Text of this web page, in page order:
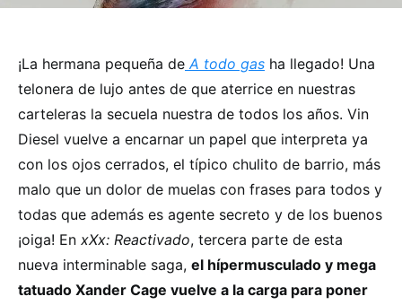
¡La hermana pequeña de A todo gas ha llegado! Una
telonera de lujo antes de que aterrice en nuestras
carteleras la secuela nuestra de todos los años. Vin
Diesel vuelve a encarnar un papel que interpreta ya
con los ojos cerrados, el típico chulito de barrio, más
malo que un dolor de muelas con frases para todos y
todas que además es agente secreto y de los buenos
¡oiga! En xXx: Reactivado, tercera parte de esta
nueva interminable saga, el hípermusculado y mega
tatuado Xander Cage vuelve a la carga para poner